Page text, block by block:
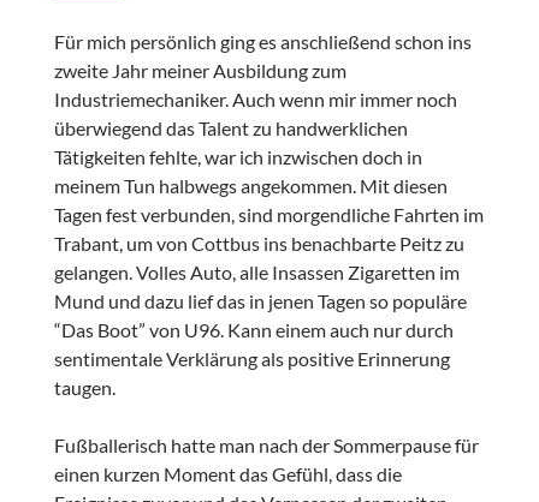
Für mich persönlich ging es anschließend schon ins
zweite Jahr meiner Ausbildung zum
Industriemechaniker. Auch wenn mir immer noch
überwiegend das Talent zu handwerklichen
Tätigkeiten fehlte, war ich inzwischen doch in
meinem Tun halbwegs angekommen. Mit diesen
Tagen fest verbunden, sind morgendliche Fahrten im
Trabant, um von Cottbus ins benachbarte Peitz zu
gelangen. Volles Auto, alle Insassen Zigaretten im
Mund und dazu lief das in jenen Tagen so populäre
“Das Boot” von U96. Kann einem auch nur durch
sentimentale Verklärung als positive Erinnerung
taugen.
Fußballerisch hatte man nach der Sommerpause für
einen kurzen Moment das Gefühl, dass die